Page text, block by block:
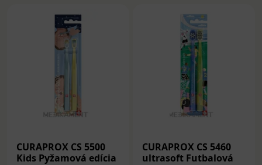
CURAPROX CS 5500
Kids Pyžamová edícia
CURAPROX CS 5460
ultrasoft Futbalová